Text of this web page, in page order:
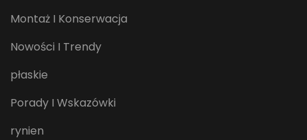
Montaż I Konserwacja
Nowości I Trendy
płaskie
Porady I Wskazówki
rynien